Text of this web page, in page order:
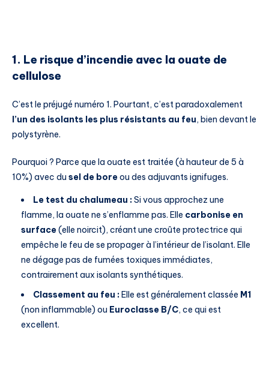
1. Le risque d’incendie avec la ouate de
cellulose
C’est le préjugé numéro 1. Pourtant, c’est paradoxalement
l’un des isolants les plus résistants au feu, bien devant le
polystyrène.
Pourquoi ? Parce que la ouate est traitée (à hauteur de 5 à
10%) avec du sel de boreou des adjuvants ignifuges.
Le test du chalumeau :Si vous approchez une
flamme, la ouate ne s’enflamme pas. Elle carbonise en
surface(elle noircit), créant une croûte protectrice qui
empêche le feu de se propager à l’intérieur de l’isolant. Elle
ne dégage pas de fumées toxiques immédiates,
contrairement aux isolants synthétiques.
Classement au feu :Elle est généralement classée M1
(non inflammable) ou Euroclasse B/C, ce qui est
excellent.